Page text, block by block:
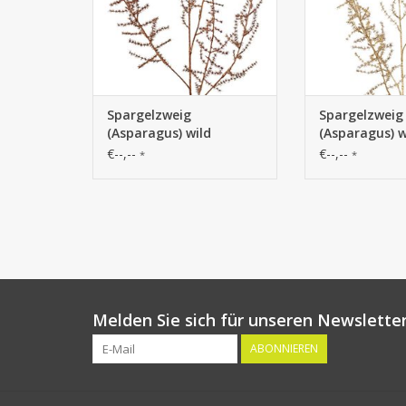
Spargelzweig
(Asparagus) wild
(Asparagus acutifolius)
€--,-- *
Spargelzweig
(Asparagus)
(Asparagus
€--,-- *
Melden Sie sich für unseren
ABONNIEREN